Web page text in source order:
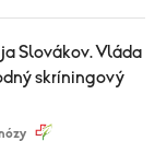
skríningový